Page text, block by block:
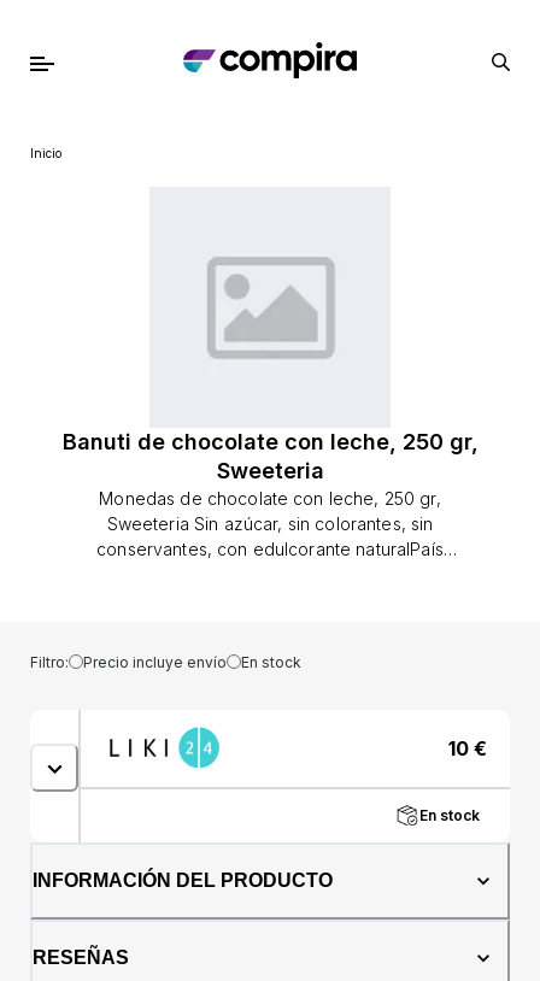
Inicio
Banuti de chocolate con leche, 250 gr,
Sweeteria
Monedas de chocolate con leche, 250 gr,
Sweeteria Sin azúcar, sin colorantes, sin
conservantes, con edulcorante naturalPaís
19,9%, leche entera en polvo 13,45%, grasa
vegetal parcialmente hidrogenada (palma,
de soja, emulgente, aroma de
vainilla.Alérgenos: Leche, lecitina de
Filtro: Precio incluye envío En stock
10 €
En stock
INFORMACIÓN DEL PRODUCTO
RESEÑAS